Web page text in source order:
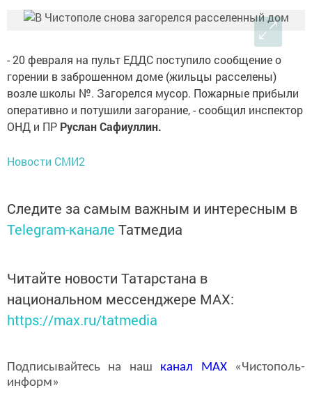
- 20 февраля на пульт ЕДДС поступило сообщение о
горении в заброшенном доме (жильцы расселены)
возле школы №. Загорелся мусор. Пожарные прибыли
оперативно и потушили загорание, - сообщил инспектор
ОНД и ПР Руслан Сафиуллин.
Новости СМИ2
Следите за самым важным и интересным в
Telegram-канале Татмедиа
Читайте новости Татарстана в
национальном мессенджере MАХ:
https://max.ru/tatmedia
Подписывайтесь на наш канал MAX«Чистополь-
информ»